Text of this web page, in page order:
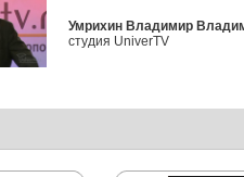
Умрихин Владимир
студия UniverTV